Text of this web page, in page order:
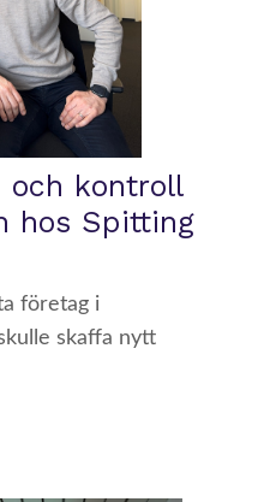
och kontroll
hos Spitting
företag i
skaffa nytt